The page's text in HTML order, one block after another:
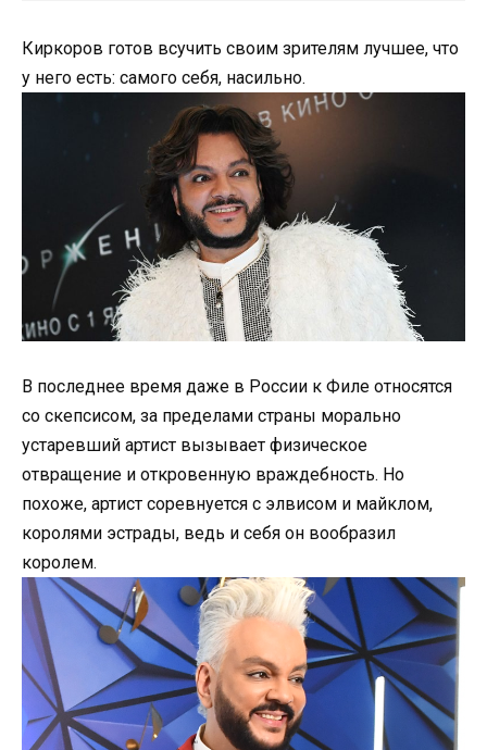
Киркоров готов всучить своим зрителям лучшее, что
у него есть: самого себя, насильно.
В последнее время даже в России к Филе относятся
со скепсисом, за пределами страны морально
устаревший артист вызывает физическое
отвращение и откровенную враждебность. Но
похоже, артист соревнуется с элвисом и майклом,
королями эстрады, ведь и себя он вообразил
королем.